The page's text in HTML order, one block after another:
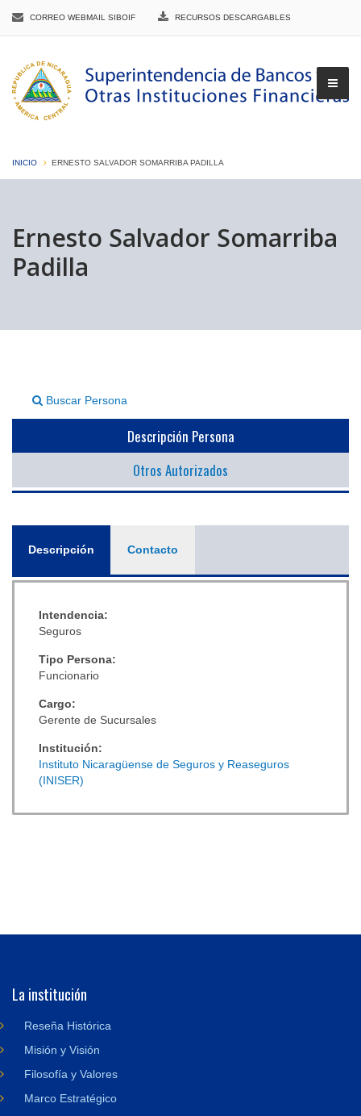
CORREO WEBMAIL SIBOIF RECURSOS DESCARGABLES
INICIO ERNESTO SALVADOR SOMARRIBA PADILLA
Ernesto Salvador Somarriba
Padilla
Buscar Persona
Descripción Persona
Otros Autorizados
Descripción (solapaContacto
Intendencia:
Seguros
Tipo Persona:
Funcionario
Cargo:
Gerente de Sucursales
Institución:
Instituto Nicaragüense de Seguros y Reaseguros
(INISER)
La institución
Reseña Histórica
Misión y Visión
Filosofía y Valores
Marco Estratégico